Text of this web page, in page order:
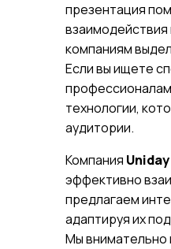
презентация
взаимодействия
компаниям
Если вы ищете
технологии,
аудитории.
Компания Uniday
эффективно
предлагаем
адаптируя их
Мы внимательно